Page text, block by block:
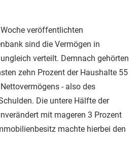
veröffentlichten
sind die Vermögen in
verteilt. Demnach gehörten
zehn Prozent der Haushalte 55
- also des
Die untere Hälfte der
mit mageren 3 Prozent
machte hierbei den